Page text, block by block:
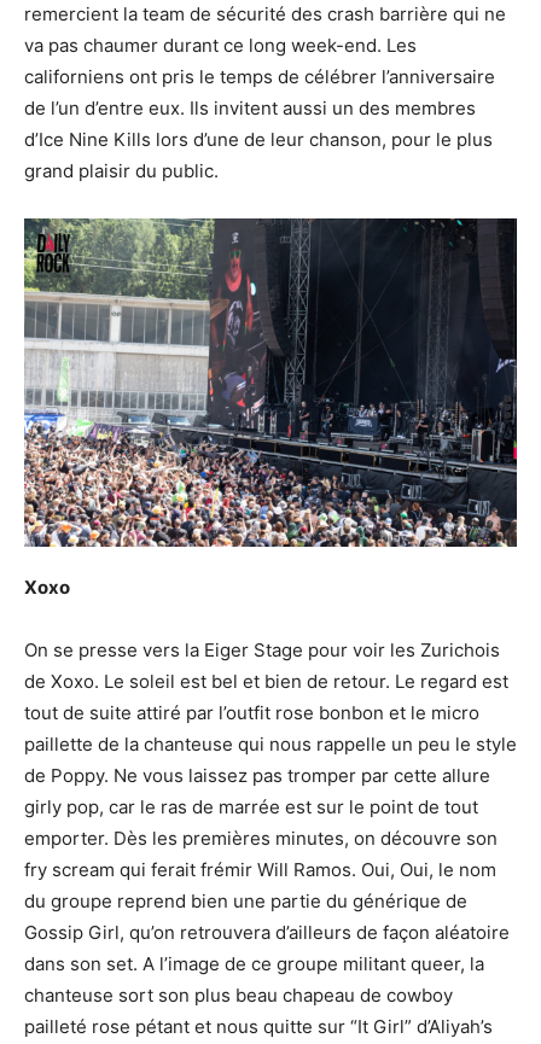
remercient la team de sécurité des crash barrière qui ne
va pas chaumer durant ce long week-end. Les
californiens ont pris le temps de célébrer l’anniversaire
de l’un d’entre eux. Ils invitent aussi un des membres
d’Ice Nine Kills lors d’une de leur chanson, pour le plus
grand plaisir du public.
Xoxo
On se presse vers la Eiger Stage pour voir les Zurichois
de Xoxo. Le soleil est bel et bien de retour. Le regard est
tout de suite attiré par l’outfit rose bonbon et le micro
paillette de la chanteuse qui nous rappelle un peu le style
de Poppy. Ne vous laissez pas tromper par cette allure
girly pop, car le ras de marrée est sur le point de tout
emporter. Dès les premières minutes, on découvre son
fry scream qui ferait frémir Will Ramos. Oui, Oui, le nom
du groupe reprend bien une partie du générique de
Gossip Girl, qu’on retrouvera d’ailleurs de façon aléatoire
dans son set. A l’image de ce groupe militant queer, la
chanteuse sort son plus beau chapeau de cowboy
pailleté rose pétant et nous quitte sur “It Girl” d’Aliyah’s